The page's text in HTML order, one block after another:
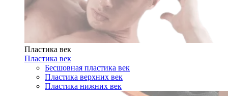
Пластика век
Пластика век
Бесшовная пластика век
Пластика верхних век
Пластика нижних век